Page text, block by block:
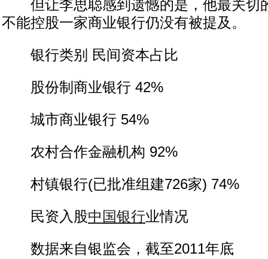
但让李思聪感到遗憾的是，他最关切
不能控股一家商业银行仍没有被提及。
银行类别 民间资本占比
股份制商业银行 42%
城市商业银行 54%
农村合作金融机构 92%
村镇银行(已批准组建726家) 74%
民资入股中国银行业情况
数据来自银监会，截至2011年底